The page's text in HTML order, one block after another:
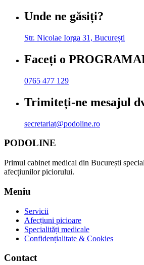
Unde ne găsiți?
Str. Nicolae Iorga 31, București
Faceți o
0765 477 129
Trimiteți-ne mesajul
secretariat@podoline.ro
PODOLINE
Primul cabinet medical din București
afecțiunilor piciorului.
Meniu
Servicii
Afecțiuni picioare
Specialități medicale
Confidențialitate & Cookies
Contact